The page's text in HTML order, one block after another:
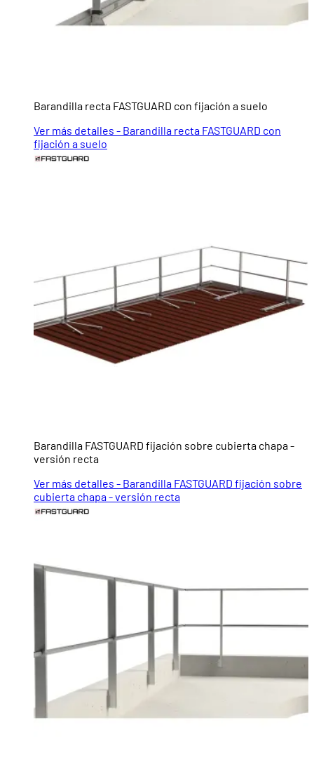
Barandilla recta FASTGUARD con fijación a suelo
Ver más detalles - Barandilla recta FASTGUARD con
fijación a suelo
Barandilla FASTGUARD fijación sobre cubierta chapa -
versión recta
Ver más detalles - Barandilla FASTGUARD fijación sobre
cubierta chapa - versión recta